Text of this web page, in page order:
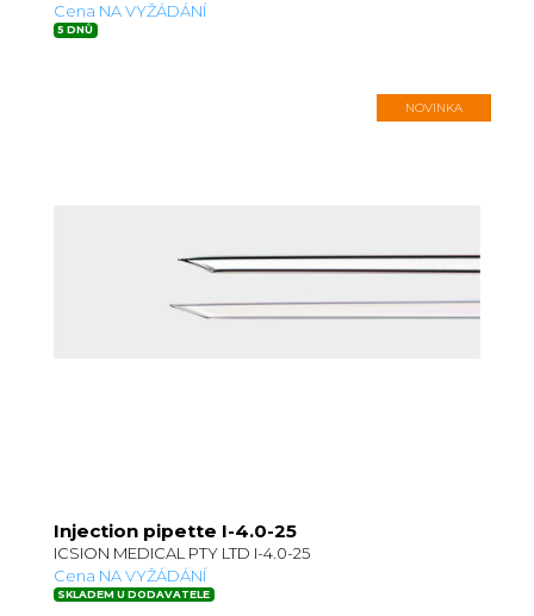
Cena NA VYŽÁDÁNÍ
5 DNŮ
Injection pipette I-4.0-25
ICSION MEDICAL PTY LTD I-4.0-25
Cena NA VYŽÁDÁNÍ
SKLADEM U DODAVATELE
NOVINKA